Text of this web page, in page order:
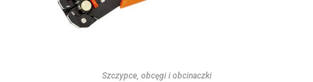
Szczypce, obcęgi i obcinaczki